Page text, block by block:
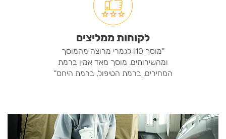
לקוחות ממליצים
"מוסך 10! לגמרי מרוצה מהמוסך
ומהשירותים. מוסך מאד אמין ברמת
המחירים, ברמת הטיפול, ברמת היחס"